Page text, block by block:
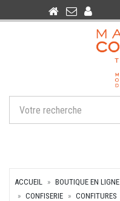
ACCUEIL BOUTIQUE EN LIGNE
CONFISERIE
CONFITURES